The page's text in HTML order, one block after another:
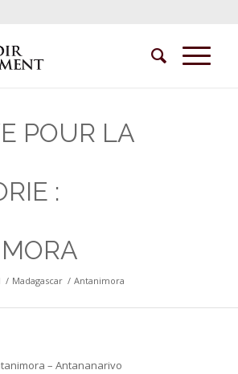
POUR LA
:
/ Madagascar / Antanimora
– Antananarivo